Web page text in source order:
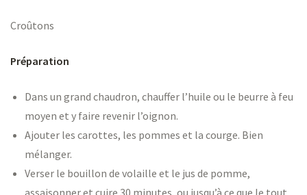
Croûtons
Préparation
Dans un grand chaudron, chauffer l’huile ou le beurre à feu
moyen et y faire revenir l’oignon.
Ajouter les carottes, les pommes et la courge. Bien
mélanger.
Verser le bouillon de volaille et le jus de pomme,